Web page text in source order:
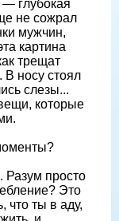
глубокая
не сожрал
мужчин,
картина
трещат
В носу стоял
слезы...
которые
Разум просто
Это
ты в аду,